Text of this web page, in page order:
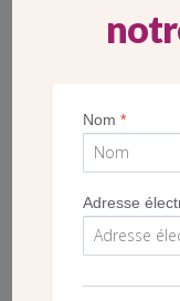
Retrouvez en
Tabard,
SAINTE-
Nom*
Adresse